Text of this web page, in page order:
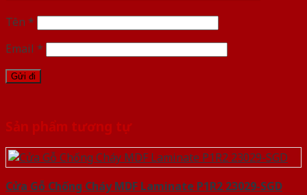
Tên *
Email *
Sản phẩm tương tự
Cửa Gỗ Chống Cháy MDF Laminate P1R2 23029-SGD